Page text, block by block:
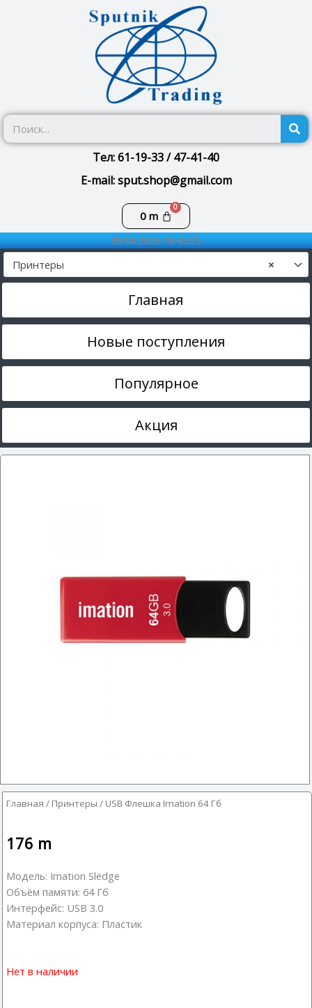
Тел: 61-19-33 / 47-41-40
E-mail: sput.shop@gmail.com
0m
Корзина
09.08.2026 16:45:36
×
Принтеры
Главная
Новые поступления
Популярное
Акция
Главная / Принтеры / USB Флешка Imation 64 Гб
176 m
Модель: Imation Sledge
Объём памяти: 64 Гб
Интерфейс: USB 3.0
Материал корпуса: Пластик
Нет в наличии